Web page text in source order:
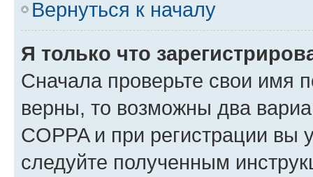
Вернуться к началу
Я только что
Сначала проверьте свои имя
верны, то возможны два
COPPA и при регистрации вы
следуйте полученным